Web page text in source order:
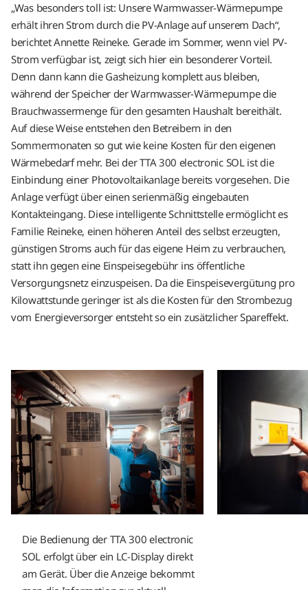
„Was besonders toll ist: Unsere Warmwasser-Wärmepumpe
erhält ihren Strom durch die PV-Anlage auf unserem Dach“,
berichtet Annette Reineke. Gerade im Sommer, wenn viel PV-
Strom verfügbar ist, zeigt sich hier ein besonderer Vorteil.
Denn dann kann die Gasheizung komplett aus bleiben,
während der Speicher der Warmwasser-Wärmepumpe die
Brauchwassermenge für den gesamten Haushalt bereithält.
Auf diese Weise entstehen den Betreibern in den
Sommermonaten so gut wie keine Kosten für den eigenen
Wärmebedarf mehr. Bei der TTA 300 electronic SOL ist die
Einbindung einer Photovoltaikanlage bereits vorgesehen. Die
Anlage verfügt über einen serienmäßig eingebauten
Kontakteingang. Diese intelligente Schnittstelle ermöglicht es
Familie Reineke, einen höheren Anteil des selbst erzeugten,
günstigen Stroms auch für das eigene Heim zu verbrauchen,
statt ihn gegen eine Einspeisegebühr ins öffentliche
Versorgungsnetz einzuspeisen. Da die Einspeisevergütung pro
Kilowattstunde geringer ist als die Kosten für den Strombezug
vom Energieversorger entsteht so ein zusätzlicher Spareffekt.
Die Bedienung der TTA 300 electronic
SOL erfolgt über ein LC-Display direkt
am Gerät. Über die Anzeige bekommt